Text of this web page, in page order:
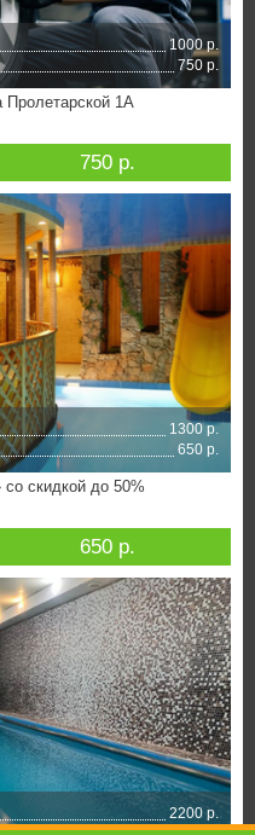
1000 р.
750 р.
Пролетарской 1А
750 р.
1300 р.
650 р.
скидкой до 50%
650 р.
2200 р.